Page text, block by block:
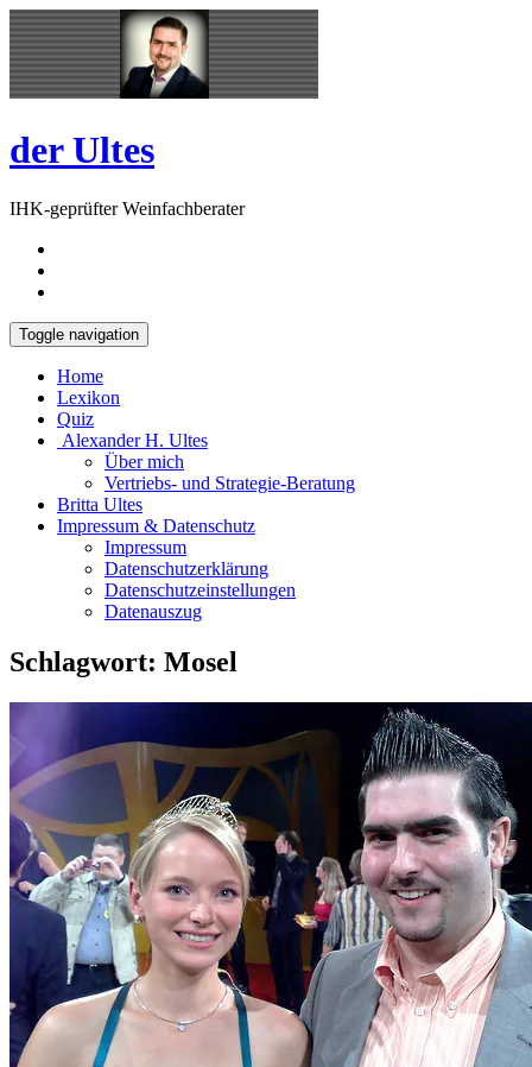
Skip
to
content
Open
Sidebar
der Ultes
IHK-geprüfter Weinfachberater
Toggle navigation
Home
Lexikon
Quiz
Alexander H. Ultes
Über mich
Vertriebs- und Strategie-Beratung
Britta Ultes
Impressum & Datenschutz
Impressum
Datenschutzerklärung
Datenschutzeinstellungen
Datenauszug
Schlagwort: Mosel